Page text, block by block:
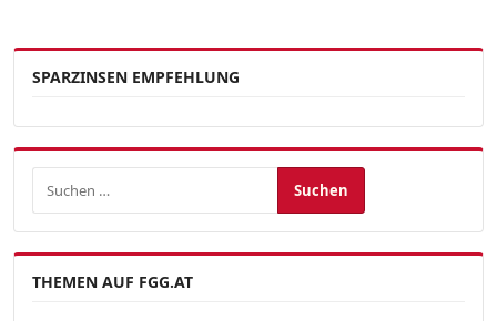
SPARZINSEN EMPFEHLUNG
THEMEN AUF FGG.AT